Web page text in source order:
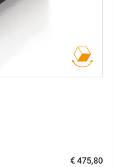
€ 475,80